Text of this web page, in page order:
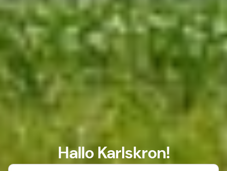
Hallo Karlskron!